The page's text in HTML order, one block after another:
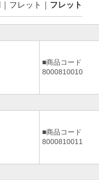
フレット フレット
■商品コード
8000810010
■商品コード
8000810011